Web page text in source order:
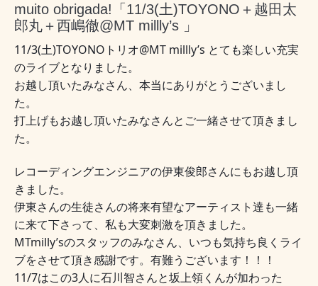
muito obrigada!「11/3(土)TOYONO＋越田太
郎丸＋西嶋徹@MT millly’s 」
11/3(土)TOYONOトリオ@MT millly’s とても楽しい充実
のライブとなりました。
お越し頂いたみなさん、本当にありがとうございまし
た。
打上げもお越し頂いたみなさんとご一緒させて頂きまし
た。
レコーディングエンジニアの伊東俊郎さんにもお越し頂
きました。
伊東さんの生徒さんの将来有望なアーティスト達も一緒
に来て下さって、私も大変刺激を頂きました。
MTmilly’sのスタッフのみなさん、いつも気持ち良くライ
ブをさせて頂き感謝です。有難うございます！！！
11/7はこの3人に石川智さんと坂上領くんが加わった